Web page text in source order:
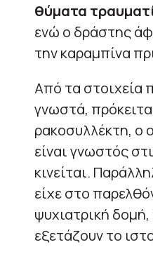
θύματα
ενώ ο δράστης
την καραμπίνα
Από τα στοιχεία
γνωστά,
ρακοσυλλέκτη, ο
είναι γνωστός
κινείται.
είχε στο
ψυχιατρική
εξετάζουν το